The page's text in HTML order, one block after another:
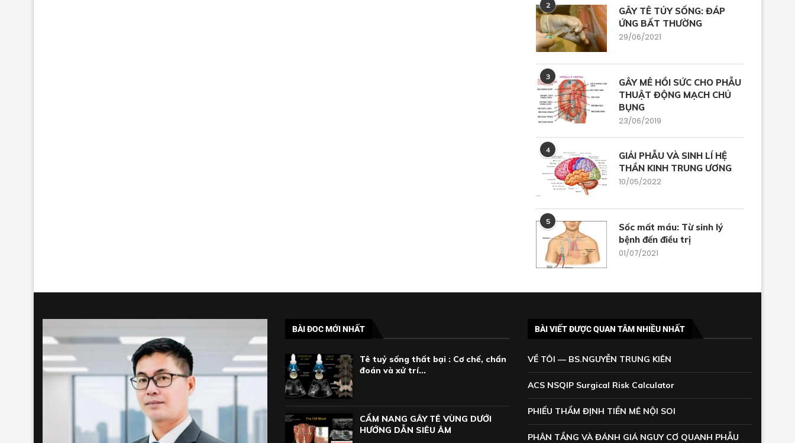
2
GÂY TÊ TỦY SỐNG: ĐÁP
ỨNG BẤT THƯỜNG
29/06/2021
3
GÂY MÊ HỒI SỨC CHO PHẪU
THUẬT ĐỘNG MẠCH CHỦ
BỤNG
23/06/2019
4
GIẢI PHẪU VÀ SINH LÍ HỆ
THẦN KINH TRUNG ƯƠNG
10/05/2022
5
Sốc mất máu: Từ sinh lý
bệnh đến điều trị
01/07/2021
BÀI ĐOC MỚI NHẤT
Tê tuỷ sống thất bại : Cơ chế, chẩn
đoán và xử trí...
CẨM NANG GÂY TÊ VÙNG DƯỚI
HƯỚNG DẪN SIÊU ÂM
BÀI VIẾT ĐƯỢC QUAN TÂM NHIỀU NHẤT
VỀ TÔI — BS.NGUYỄN TRUNG KIÊN
ACS NSQIP Surgical Risk Calculator
PHIẾU THẨM ĐỊNH TIỀN MÊ NỘI SOI
PHÂN TẦNG VÀ ĐÁNH GIÁ NGUY CƠ QUANH PHẪU